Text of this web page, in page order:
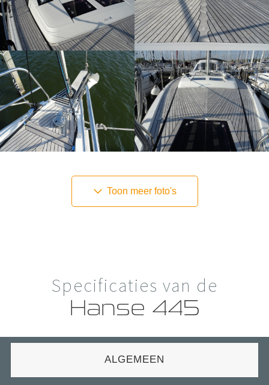
Toon meer foto's
Specificaties van de
Hanse 445
ALGEMEEN